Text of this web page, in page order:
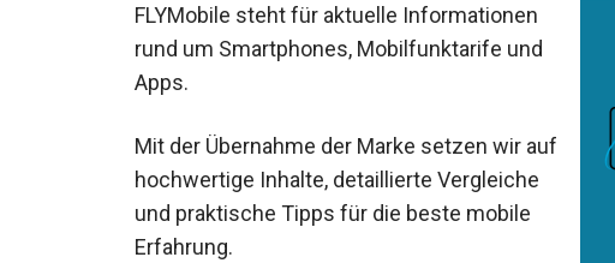
FLYMobile steht für aktuelle Informationen
rund um Smartphones, Mobilfunktarife und
Apps.
Mit der Übernahme der Marke setzen wir auf
hochwertige Inhalte, detaillierte Vergleiche
und praktische Tipps für die beste mobile
Erfahrung.